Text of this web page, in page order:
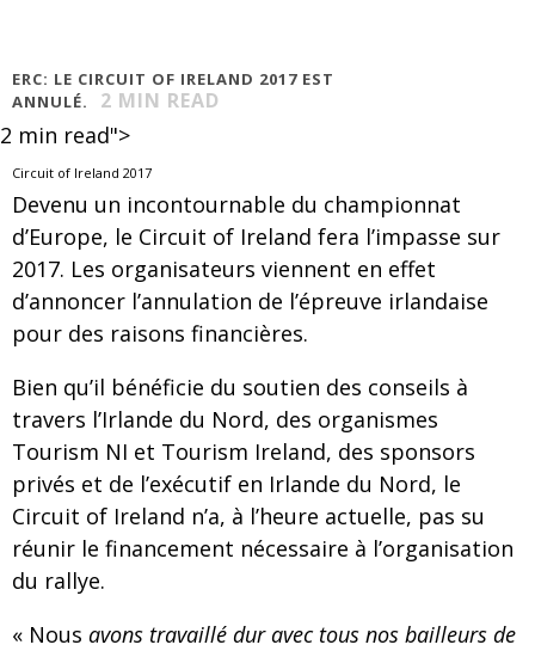
ERC: LE CIRCUIT OF IRELAND 2017 EST
ANNULÉ.
2 MIN READ
2 min read">
Circuit of Ireland 2017
Devenu un incontournable du championnat
d’Europe, le Circuit of Ireland fera l’impasse sur
2017. Les organisateurs viennent en effet
d’annoncer l’annulation de l’épreuve irlandaise
pour des raisons financières.
Bien qu’il bénéficie du soutien des conseils à
travers l’Irlande du Nord, des organismes
Tourism NI et Tourism Ireland, des sponsors
privés et de l’exécutif en Irlande du Nord, le
Circuit of Ireland n’a, à l’heure actuelle, pas su
réunir le financement nécessaire à l’organisation
du rallye.
« Nous avons travaillé dur avec tous nos bailleurs de